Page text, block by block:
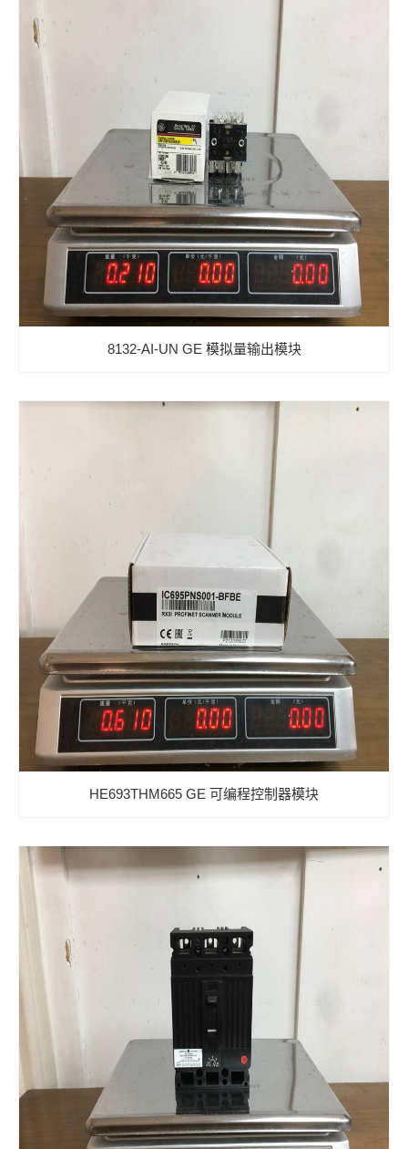
8132-AI-UN GE 模拟量输出模块
HE693THM665 GE 可编程控制器模块